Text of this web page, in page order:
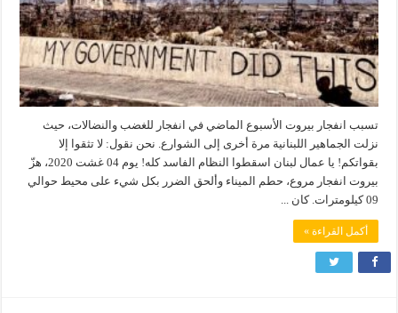
تسبب انفجار بيروت الأسبوع الماضي في انفجار للغضب والنضالات، حيث
نزلت الجماهير اللبنانية مرة أخرى إلى الشوارع. نحن نقول: لا تثقوا إلا
بقواتكم! يا عمال لبنان اسقطوا النظام الفاسد كله! يوم 04 غشت 2020، هزّ
بيروت انفجار مروع، حطم الميناء وألحق الضرر بكل شيء على محيط حوالي
09 كيلومترات. كان ...
أكمل القراءة »